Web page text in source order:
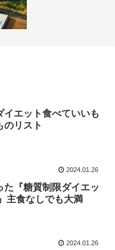
イエット食べていいも
のリスト
2024.01.26
た『糖質制限ダイエッ
主食なしでも大満
2024.01.26